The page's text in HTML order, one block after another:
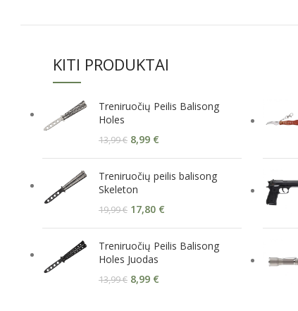
KITI PRODUKTAI
Treniruočių Peilis Balisong
Holes
13,99€ 8,99 €
Treniruočių peilis balisong
Skeleton
19,99€ 17,80 €
Treniruočių Peilis Balisong
Holes Juodas
13,99€ 8,99 €